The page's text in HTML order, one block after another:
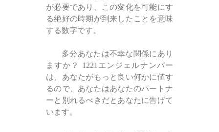
が必要であり、この変化を可能にす
る絶好の時期が到来したことを意味
する数字です。
多分あなたは不幸な関係にあり
ますか？ 1221エンジェルナンバー
は、あなたがもっと良い何かに値す
るので、あなたはあなたのパートナ
ーと別れるべきだとあなたに告げて
います。